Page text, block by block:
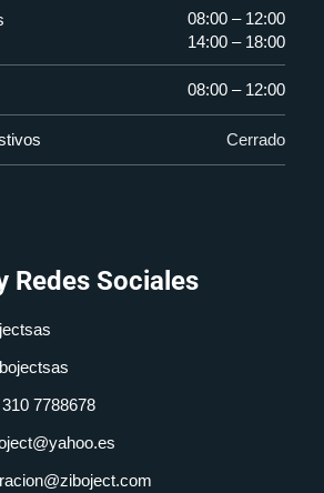
08:00 – 12:00
14:00 – 18:00
08:00 – 12:00
Cerrado
Redes Sociales
7788678